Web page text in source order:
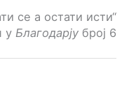
се а остати исти“
у Благодарју број 6